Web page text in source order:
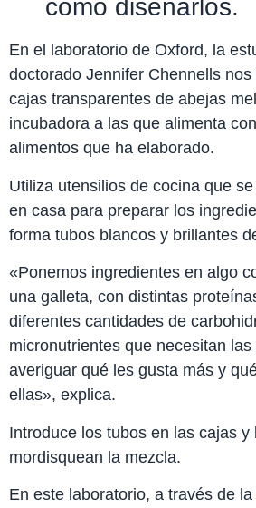
cómo diseñarlos.
En el laboratorio de Oxford, la
doctorado Jennifer Chennells
cajas transparentes de abejas
incubadora a las que alimenta
alimentos que ha elaborado.
Utiliza utensilios de cocina que
en casa para preparar los
forma tubos blancos y brillantes
«Ponemos ingredientes en algo
una galleta, con distintas
diferentes cantidades de
micronutrientes que necesitan
averiguar qué les gusta más y
ellas», explica.
Introduce los tubos en las cajas y
mordisquean la mezcla.
En este laboratorio, a través de